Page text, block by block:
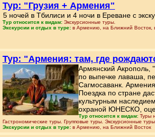
Тур: "Грузия + Армения"
5 ночей в Тбилиси и 4 ночи в Ереване с
Тур относится к видам: Экскурсионные туры.
Экскурсии и отдых в туре: в Армению, на Ближний Восток,
Тур: "Армения: там, где
Армянский Акрополь,
по выпечке лаваша,
Сагмосаванк.
Поездка по стране
культурным
охраной ЮНЕСКО,
Тур относится к видам: Туры
Гастрономические туры. Групповые туры. Экскурсионные туры.
Экскурсии и отдых в туре: в Армению, на Ближний Восток